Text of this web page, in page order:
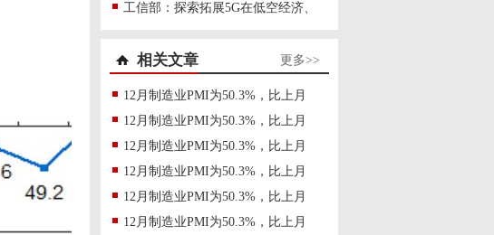
工信部：探索拓展5G在低空经济、
相关文章 更多>>
12月制造业PMI为50.3%，比上月
12月制造业PMI为50.3%，比上月
12月制造业PMI为50.3%，比上月
12月制造业PMI为50.3%，比上月
12月制造业PMI为50.3%，比上月
12月制造业PMI为50.3%，比上月